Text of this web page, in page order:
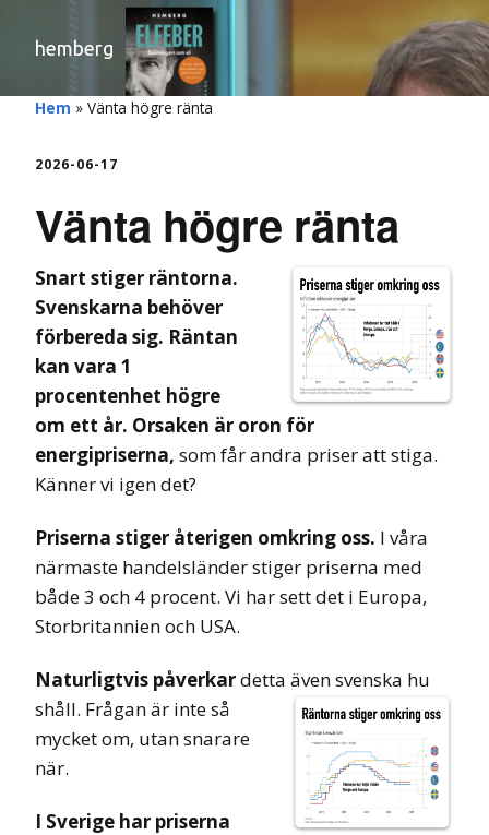
hemberg
Hem » Vänta högre ränta
2026-06-17
Vänta högre ränta
Snart stiger räntorna.
Svenskarna behöver
förbereda sig. Räntan
kan vara 1
procentenhet högre
om ett år. Orsaken är oron för
energipriserna, som får andra priser att stiga.
Känner vi igen det?
Priserna stiger återigen omkring oss. I våra
närmaste handelsländer stiger priserna med
både 3 och 4 procent. Vi har sett det i Europa,
Storbritannien och USA.
Naturligtvis påverkardetta även svenska hu
shåll. Frågan är inte så
mycket om, utan snarare
när.
I Sverige har priserna